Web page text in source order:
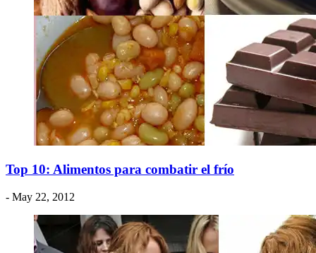
Top 10: Alimentos para combatir el frío
- May 22, 2012